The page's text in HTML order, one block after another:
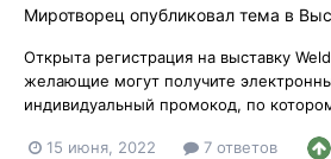
Миротворец опубликовал тема в
Открыта регистрация на выставку
желающие могут получите
индивидуальный промокод, по
15 июня, 2022 7 ответов